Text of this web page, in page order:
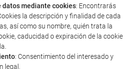
mediante cookies: Encontrarás
la descripción y finalidad de cada
así como su nombre, quién trata la
caducidad o expiración de la cookie
: Consentimiento del interesado y
legal.